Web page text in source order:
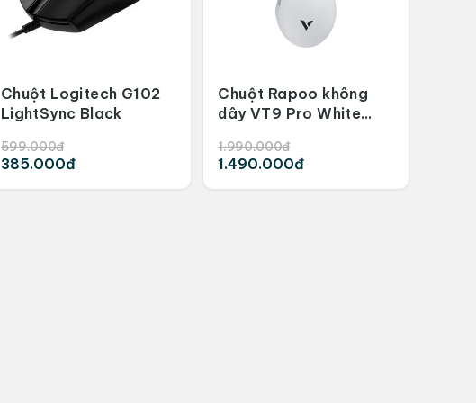
Chuột Logitech G102
LightSync Black
599.000đ
385.000đ
Chuột Rapoo không
dây VT9 Pro White
1.990.000đ
1.490.000đ